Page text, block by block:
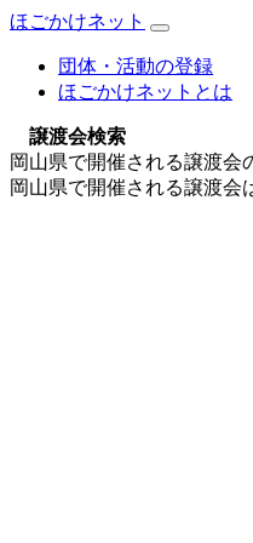
ほごかけネット
団体・活動の登録
ほごかけネットとは
譲渡会検索
岡山県で開催される譲渡会
岡山県で開催される譲渡会